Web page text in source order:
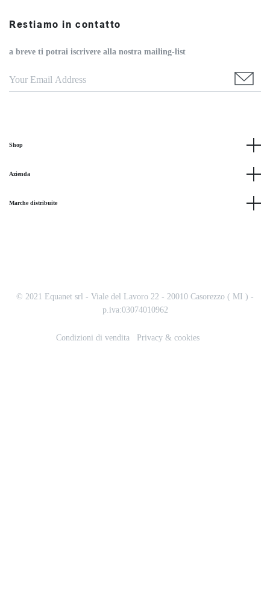
Restiamo in contatto
a breve ti potrai iscrivere alla nostra mailing-list
Shop
Azienda
Marche distribuite
© 2021 Equanet srl - Viale del Lavoro 22 - 20010 Casorezzo ( MI ) -
p.iva:03074010962
Condizioni di vendita Privacy & cookies